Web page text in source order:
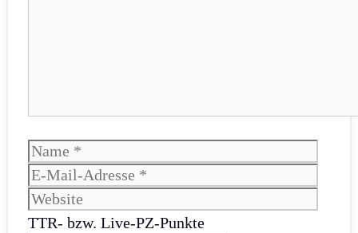
Name
TTR- bzw. Live-PZ-Punkte